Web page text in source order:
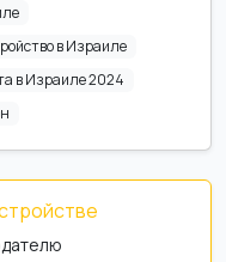
в Израиле
в Израиле 2024